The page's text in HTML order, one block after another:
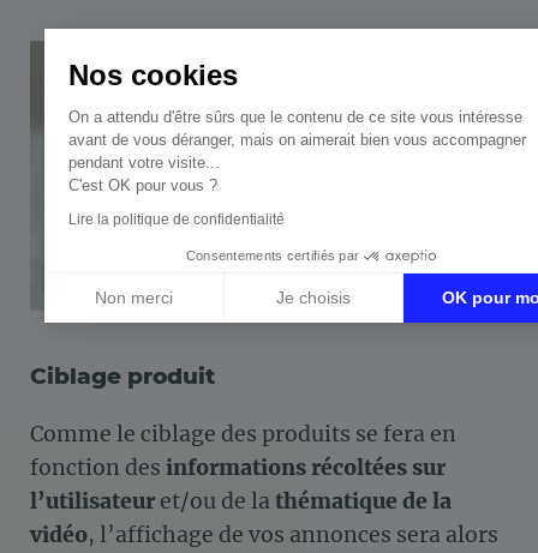
Nos cookies
On a attendu d'être sûrs que le contenu de ce site vous intéresse
avant de vous déranger, mais on aimerait bien vous accompagner
pendant votre visite...
C'est OK pour vous ?
Lire la politique de confidentialité
Consentements certifiés par
Non merci Je choisis OK pour
Notre plateforme vous permet d'adapter et de gérer vos
Ciblage produit
Comme le ciblage des produits se fera en
fonction des informations récoltées sur
l’utilisateur et/ou de lathématique de la
vidéo, l’affichage de vos annonces sera alors